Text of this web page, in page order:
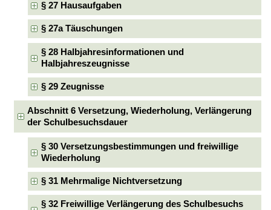
§ 27 Hausaufgaben
§ 27a Täuschungen
§ 28 Halbjahresinformationen und
Halbjahreszeugnisse
§ 29 Zeugnisse
Abschnitt 6 Versetzung, Wiederholung, Verlängerung
der Schulbesuchsdauer
§ 30 Versetzungsbestimmungen und freiwillige
Wiederholung
§ 31 Mehrmalige Nichtversetzung
§ 32 Freiwillige Verlängerung des Schulbesuchs